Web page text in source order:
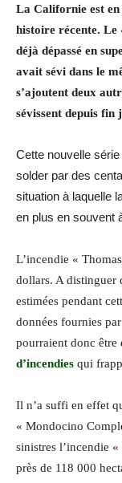
La Californie est en
histoire récente. Le
déjà dépassé en
avait sévi dans le
s’ajoutent deux
sévissent depuis fin
Cette nouvelle
solder par des
situation à laquelle
en plus en souvent
L’incendie «
dollars. A distinguer
estimées pendant
données fournies
pourraient donc être
d’incendies qui
Il n’a suffi en effet
« Mondocino
sinistres l’incendie «
près de 118 000